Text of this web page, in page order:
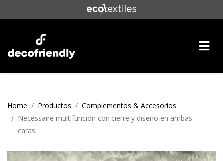
Home Productos
Complementos & Accesorios
Necessaire multifunción con cierre y diseño en ambas
caras.